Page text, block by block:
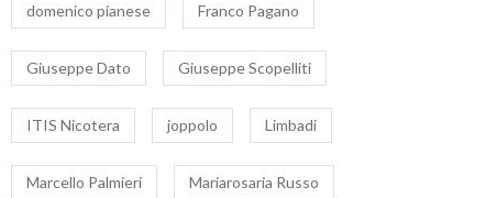
domenico pianese Franco Pagano
Giuseppe Dato Giuseppe Scopelliti
ITIS Nicotera joppolo Limbadi
Marcello Palmieri Mariarosaria Russo